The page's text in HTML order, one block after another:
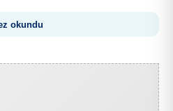
okundu